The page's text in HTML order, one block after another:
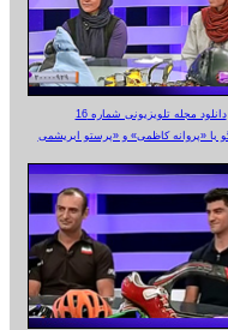
دانلود مجله تلویزیونی شماره 16